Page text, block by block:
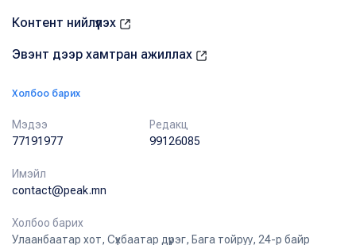
Контент нийлүүлэх
Эвэнт дээр хамтран ажиллах
Холбоо барих
Мэдээ
77191977
Редакц
99126085
Имэйл
contact@peak.mn
Холбоо барих
Улаанбаатар хот, Сүхбаатар дүүрэг, Бага тойруу, 24-р байр